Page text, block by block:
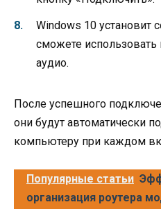
Windows 10 установит
сможете
аудио.
После успешного
они будут автоматически
компьютеру при каждом
Популярные статьи
организация роутера